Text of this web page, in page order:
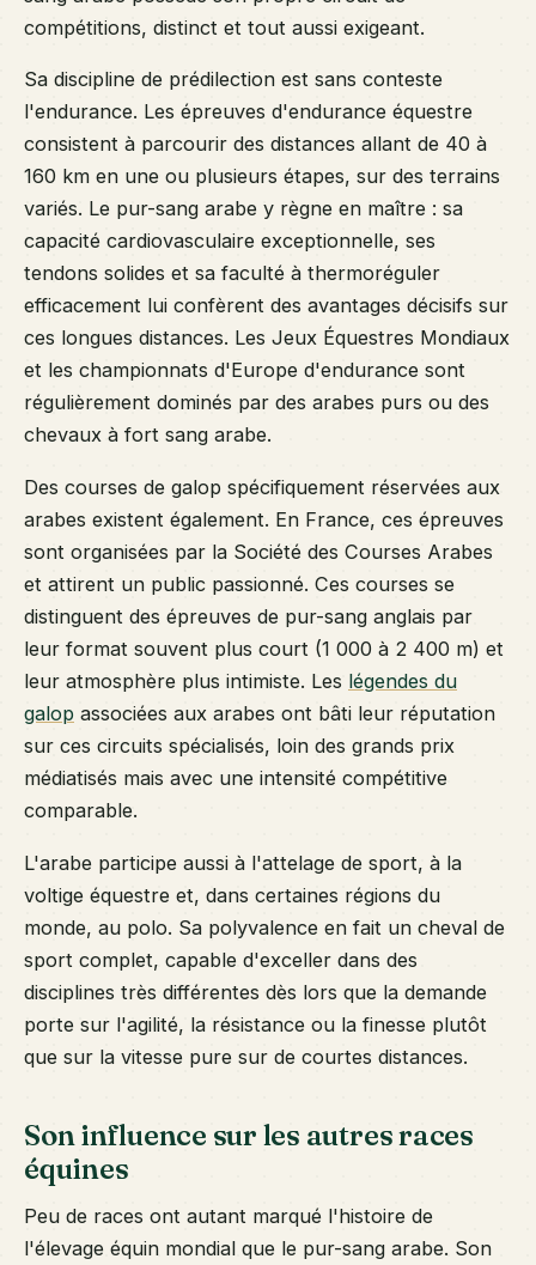
compétitions, distinct et tout aussi exigeant.
Sa discipline de prédilection est sans conteste
l'endurance. Les épreuves d'endurance équestre
consistent à parcourir des distances allant de 40 à
160 km en une ou plusieurs étapes, sur des terrains
variés. Le pur-sang arabe y règne en maître : sa
capacité cardiovasculaire exceptionnelle, ses
tendons solides et sa faculté à thermoréguler
efficacement lui confèrent des avantages décisifs sur
ces longues distances. Les Jeux Équestres Mondiaux
et les championnats d'Europe d'endurance sont
régulièrement dominés par des arabes purs ou des
chevaux à fort sang arabe.
Des courses de galop spécifiquement réservées aux
arabes existent également. En France, ces épreuves
sont organisées par la Société des Courses Arabes
et attirent un public passionné. Ces courses se
distinguent des épreuves de pur-sang anglais par
leur format souvent plus court (1 000 à 2 400 m) et
leur atmosphère plus intimiste. Les légendes du
galop associées aux arabes ont bâti leur réputation
sur ces circuits spécialisés, loin des grands prix
médiatisés mais avec une intensité compétitive
comparable.
L'arabe participe aussi à l'attelage de sport, à la
voltige équestre et, dans certaines régions du
monde, au polo. Sa polyvalence en fait un cheval de
sport complet, capable d'exceller dans des
disciplines très différentes dès lors que la demande
porte sur l'agilité, la résistance ou la finesse plutôt
que sur la vitesse pure sur de courtes distances.
Son influence sur les autres races
équines
Peu de races ont autant marqué l'histoire de
l'élevage équin mondial que le pur-sang arabe. Son